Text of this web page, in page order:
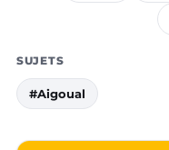
SUJETS
#Aigoual